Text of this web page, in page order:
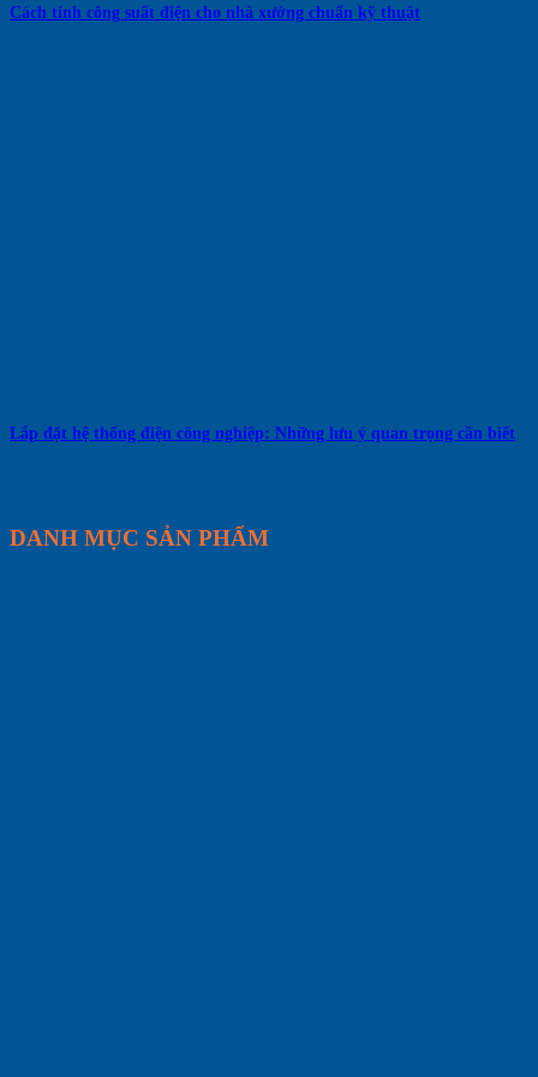
Cách tính công suất điện cho nhà xưởng chuẩn kỹ thuật
Lắp đặt hệ thống điện công nghiệp: Những lưu ý quan trọng cần biết
DANH MỤC SẢN PHẨM